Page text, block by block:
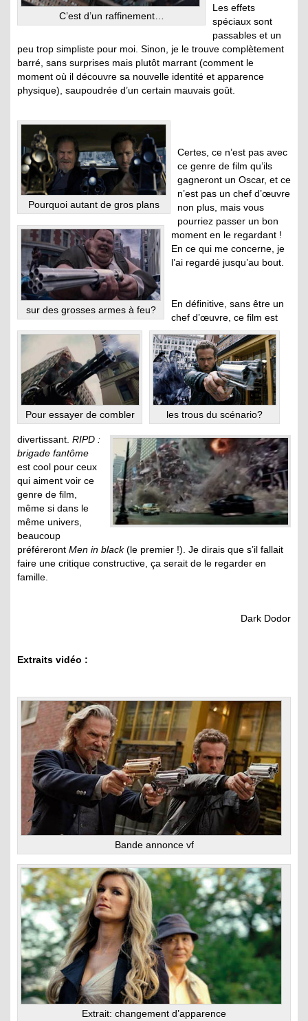
C’est d’un raffinement…
Les effets
spéciaux sont
passables et un
peu trop simpliste pour moi. Sinon, je le trouve complètement
barré, sans surprises mais plutôt marrant (comment le
moment où il découvre sa nouvelle identité et apparence
physique), saupoudrée d’un certain mauvais goût.
Pourquoi autant de gros plans
sur des grosses armes à feu?
Pour essayer de combler les trous du scénario?
Certes, ce n’est pas avec
ce genre de film qu’ils
gagneront un Oscar, et ce
n’est pas un chef d’œuvre
non plus, mais vous
pourriez passer un bon
moment en le regardant !
En ce qui me concerne, je
l’ai regardé jusqu’au bout.
En définitive, sans être un
chef d’œuvre, ce film est
divertissant. RIPD :
brigade fantôme
est cool pour ceux
qui aiment voir ce
genre de film,
même si dans le
même univers,
beaucoup
préféreront Men in black(le premier !). Je dirais que s’il fallait
faire une critique constructive, ça serait de le regarder en
famille.
Dark Dodor
Extraits vidéo :
Bande annonce vf
Extrait: changement d’apparence